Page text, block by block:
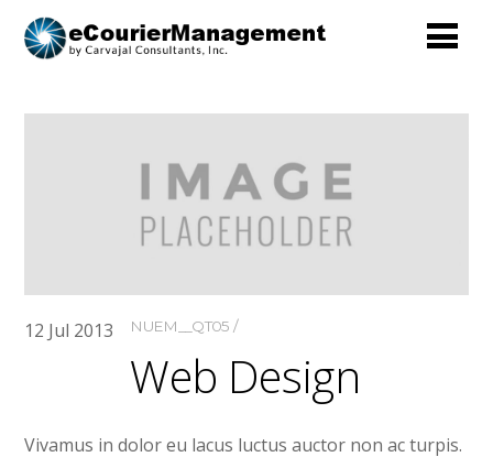
12 Jul 2013 NUEM__QT05
Web Design
Vivamus in dolor eu lacus luctus auctor non ac turpis.